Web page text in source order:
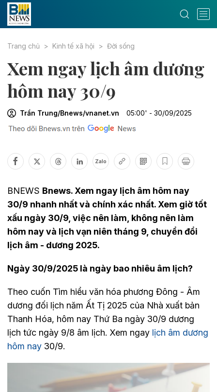
Trang chủ Kinh tế xã hội Đời sống
Xem ngay lịch âm dương
hôm nay 30/9
Trần Trung/Bnews/vnanet.vn 05:00' - 30/09/2025
Zalo
BNEWS Bnews. Xem ngay lịch âm hôm nay
30/9 nhanh nhất và chính xác nhất. Xem giờ tốt
xấu ngày 30/9, việc nên làm, không nên làm
hôm nay và lịch vạn niên tháng 9, chuyển đổi
lịch âm - dương 2025.
Ngày 30/9/2025 là ngày bao nhiêu âm lịch?
Theo cuốn Tìm hiểu văn hóa phương Đông - Âm
dương đối lịch năm Ất Tị 2025 của Nhà xuất bản
Thanh Hóa, hôm nay Thứ Ba ngày 30/9 dương
lịch tức ngày 9/8 âm lịch. Xem ngay lịch âm dương
hôm nay 30/9.